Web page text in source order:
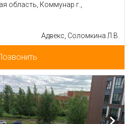
область, Коммунар г.,
Адвекс, Соломкина Л.В.